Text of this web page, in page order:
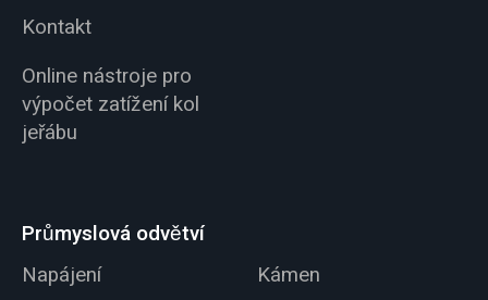
Kontakt
Online nástroje pro
výpočet zatížení kol
jeřábu
Průmyslová odvětví
Napájení
Kámen